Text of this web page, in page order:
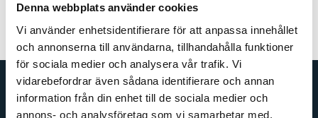
Denna webbplats använder cookies
Vi använder enhetsidentifierare för att anpassa innehållet
och annonserna till användarna, tillhandahålla funktioner
för sociala medier och analysera vår trafik. Vi
vidarebefordrar även sådana identifierare och annan
information från din enhet till de sociala medier och
annons- och analysföretag som vi samarbetar med.
För att aktivera autogiro för dina hyresbetalningar
behöver du mejla ditt kontonummer och
clearingnummer till info@kungsvaningen.se.
Vi arbetar för att skapa områden där människor ska
trivas.